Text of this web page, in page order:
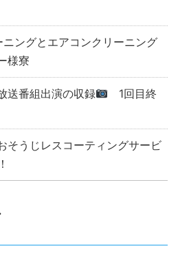
ングとエアコンクリーニング
様寮
番組出演の収録
1回目終
そうじレスコーティングサービ